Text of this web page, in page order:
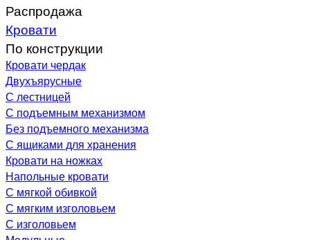
Распродажа
Кровати
По конструкции
Кровати чердак
Двухъярусные
С лестницей
С подъемным механизмом
Без подъемного механизма
С ящиками для хранения
Кровати на ножках
Напольные кровати
С мягкой обивкой
С мягким изголовьем
С изголовьем